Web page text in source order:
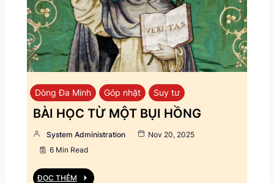
Dòng Đa Minh Góp nhặt Suy tư
BÀI HỌC TỪ MỘT BỤI HỒNG
System Administration
Nov 20, 2025
6 Min Read
ĐỌC THÊM